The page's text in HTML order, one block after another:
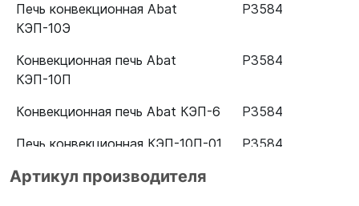
Печь конвекционная Abat
КЭП-10Э
Р3584
Конвекционная печь Abat
КЭП-10П
Р3584
Конвекционная печь Abat КЭП-6
Р3584
Печь конвекционная КЭП-10П-01
Р3584
Артикул производителя